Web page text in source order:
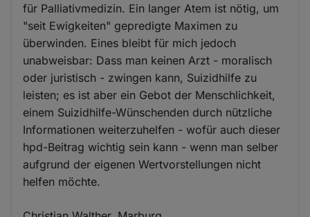
für Palliativmedizin. Ein langer Atem ist nötig, um
"seit Ewigkeiten" gepredigte Maximen zu
überwinden. Eines bleibt für mich jedoch
unabweisbar: Dass man keinen Arzt - moralisch
oder juristisch - zwingen kann, Suizidhilfe zu
leisten; es ist aber ein Gebot der Menschlichkeit,
einem Suizidhilfe-Wünschenden durch nützliche
Informationen weiterzuhelfen - wofür auch dieser
hpd-Beitrag wichtig sein kann - wenn man selber
aufgrund der eigenen Wertvorstellungen nicht
helfen möchte.